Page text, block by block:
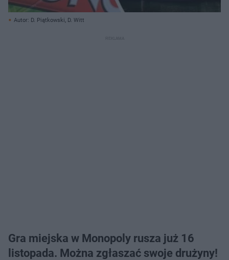
Autor: D. Piątkowski, D. Witt
Gra miejska w Monopoly rusza już 16
listopada. Można zgłaszać swoje drużyny!